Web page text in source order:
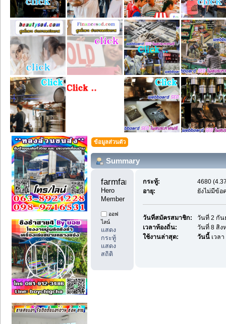
ข้อมูลส่วนตัว
Summary
Hero
Member
ออฟ
ไลน์
แสดง
กระทู้
แสดง
สถิติ
กระทู้:
4680
อายุ:
ยังไม่มีข้อ
วันที่สมัครสมาชิก:
วันที่ 2 กัน
เวลาท้องถิ่น:
วันที่ 8 สิง
ใช้งานล่าสุด:
วันนี้เวลา